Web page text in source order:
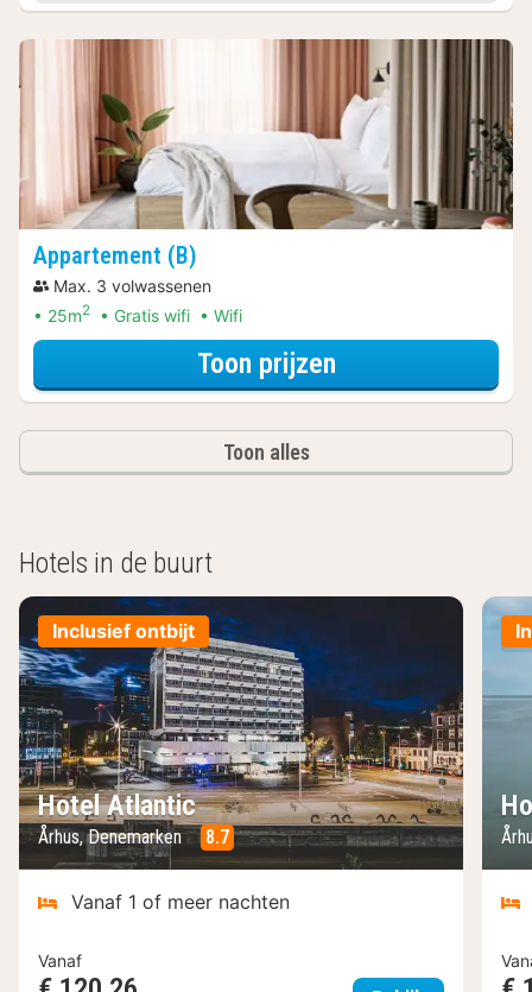
Appartement (B)
Max. 3 volwassenen
25m2 Gratis wifi Wifi
Toon prijzenvoor
Toon alles
Hotels in de buurt
Inclusief ontbijt
Hotel Atlantic
Århus, Denemarken 8.7
Vanaf 1 of meer nachten
Vanaf